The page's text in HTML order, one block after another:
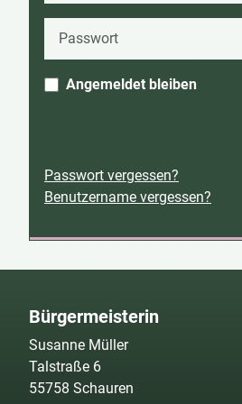
Angemeldet bleiben
Passwort vergessen?
Benutzername vergessen?
Bürgermeisterin
Susanne Müller
Talstraße 6
55758 Schauren